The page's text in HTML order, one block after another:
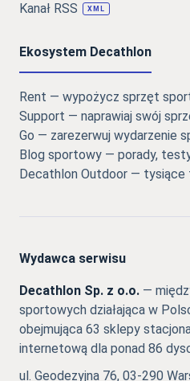
Kanał RSS
XML
Ekosystem Decathlon
Rent — wypożycz sprzęt
Support — naprawiaj swój
Go — zarezerwuj wydarzenie
Blog sportowy — porady,
Decathlon Outdoor —
Wydawca serwisu
Decathlon Sp. z o.o. —
sportowych działająca w
obejmująca 63 sklepy
internetową dla ponad 86
ul. Geodezyjna 76, 03-290